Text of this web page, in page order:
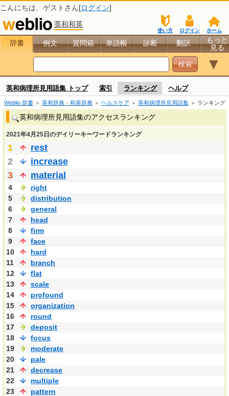
こんにちは、 ゲスト さん[ログイン]
英和和英
ホーム
ログイン
使い方
辞書 例文 質問箱 単語帳 診断 翻訳
もっと
見る
▼
英和病理所見用語集 トップ 索引 ランキング ヘルプ
Weblio 辞書 ＞ 英和辞典・和英辞典 ＞ ヘルスケア ＞ 英和病理所見用語集 ＞ ランキング
英和病理所見用語集のアクセスランキング
2021年4月25日のデイリーキーワードランキング
1
rest
2
increase
3
material
4
right
5
distribution
6
general
7
head
8
firm
9
face
10
hard
11
branch
12
flat
13
scale
14
profound
15
organization
16
round
17
deposit
18
focus
19
moderate
20
pale
21
decrease
22
multiple
23
pattern